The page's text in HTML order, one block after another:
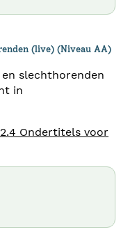
(live) (Niveau AA)
slechthorenden
in
Ondertitels voor